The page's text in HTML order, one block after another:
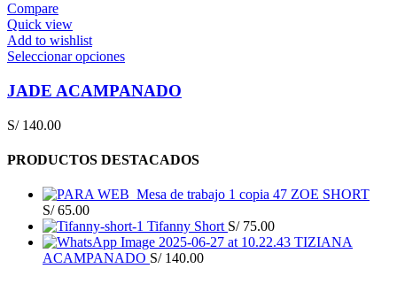
Compare
Quick view
Add to wishlist
Seleccionar opciones
JADE ACAMPANADO
S/140.00
PRODUCTOS DESTACADOS
ZOE SHORT
S/65.00
Tifanny Short S/75.00
TIZIANA
ACAMPANADO S/140.00